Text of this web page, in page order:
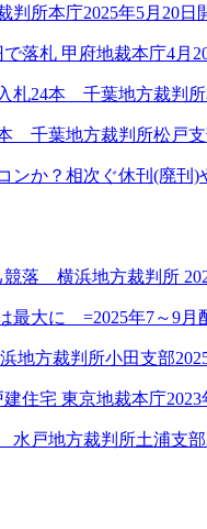
所本庁2025年5月20日
落札 甲府地裁本庁4月
札24本 千葉地方裁判所
千葉地方裁判所松戸
ンか？相次ぐ休刊(廃刊)
落 横浜地方裁判所
最大に =2025年7～9月
地方裁判所小田支部
住宅 東京地裁本庁2023
戸地方裁判所土浦支部